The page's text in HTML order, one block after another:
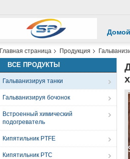
Домой
Главная страница Продукция
ВСЕ ПРОДУКТЫ
Гальванизируя танки
Гальванизируя бочонок
Встроенный химический
подогреватель
Кипятильник PTFE
Кипятильник PTC